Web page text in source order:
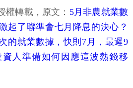
權轉載，原文： 5月非農就業數
起了聯準會七月降息的決心？
的就業數據，快則7月，最遲9
人準備如何因應這波熱錢移